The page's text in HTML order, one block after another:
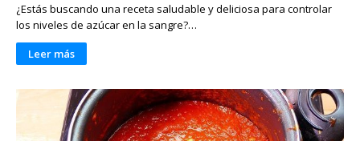
¿Estás buscando una receta saludable y deliciosa para controlar
los niveles de azúcar en la sangre?…
Leer más